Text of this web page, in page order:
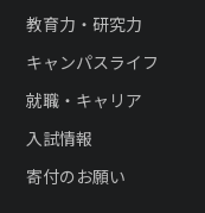
教育力・研究力
キャンパスライフ
就職・キャリア
入試情報
寄付のお願い